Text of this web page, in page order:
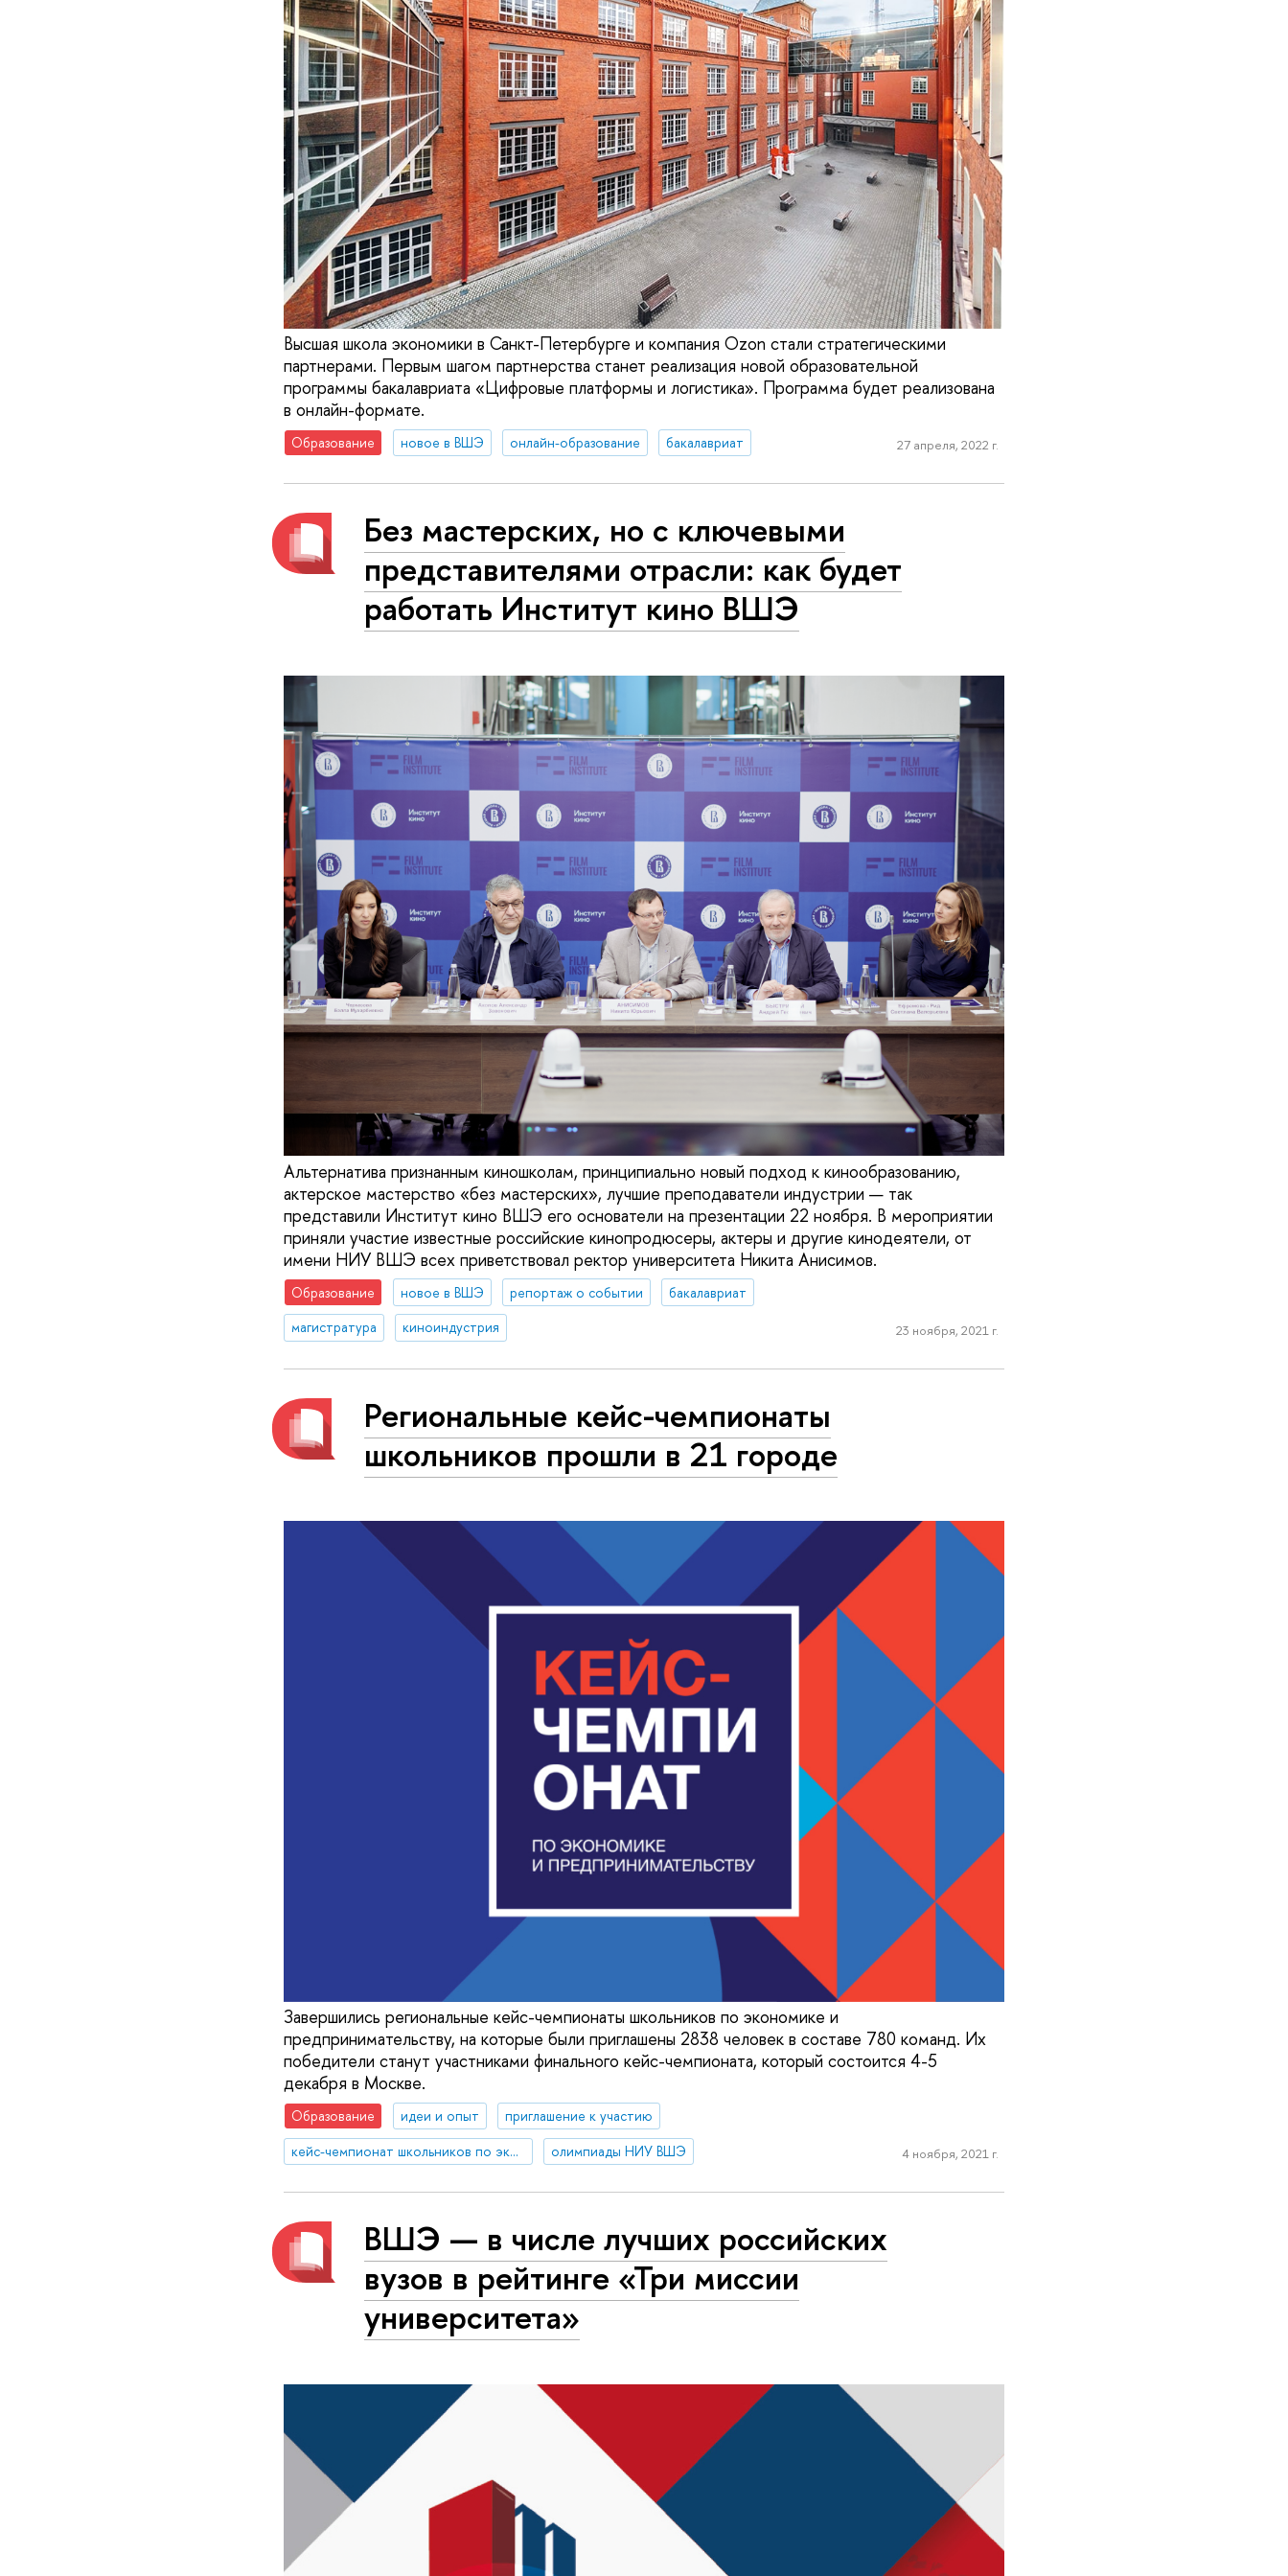
Высшая школа экономики в Санкт-Петербурге и компания Ozon стали стратегическими
партнерами. Первым шагом партнерства станет реализация новой образовательной
программы бакалавриата «Цифровые платформы и логистика». Программа будет реализована
в онлайн-формате.
Образование новое в ВШЭ онлайн-образование бакалавриат 27 апреля, 2022 г.
Без мастерских, но с ключевыми
представителями отрасли: как будет
работать Институт кино ВШЭ
Альтернатива признанным киношколам, принципиально новый подход к кинообразованию,
актерское мастерство «без мастерских», лучшие преподаватели индустрии — так
представили Институт кино ВШЭ его основатели на презентации 22 ноября. В мероприятии
приняли участие известные российские кинопродюсеры, актеры и другие кинодеятели, от
имени НИУ ВШЭ всех приветствовал ректор университета Никита Анисимов.
Образование новое в ВШЭ репортаж о событии
бакалавриат
магистратура
киноиндустрия 23 ноября, 2021 г.
Региональные кейс-чемпионаты
школьников прошли в 21 городе
Завершились региональные кейс-чемпионаты школьников по экономике и
предпринимательству, на которые были приглашены 2838 человек в составе 780 команд. Их
победители станут участниками финального кейс-чемпионата, который состоится 4-5
декабря в Москве.
Образование идеи и опыт
приглашение к участию
кейс-чемпионат школьников по экономике и предпринимательству
олимпиады НИУ ВШЭ 4 ноября, 2021 г.
ВШЭ — в числе лучших российских
вузов в рейтинге «Три миссии
университета»